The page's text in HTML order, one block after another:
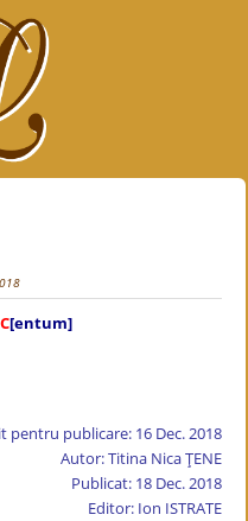
[entum]
pentru publicare: 16 Dec. 2018
Autor:Titina Nica ŢENE
Publicat: 18 Dec. 2018
Editor: Ion ISTRATE